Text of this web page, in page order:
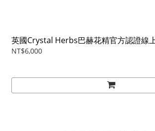
英國Crystal Herbs巴赫花精官方認證線
NT$6,000